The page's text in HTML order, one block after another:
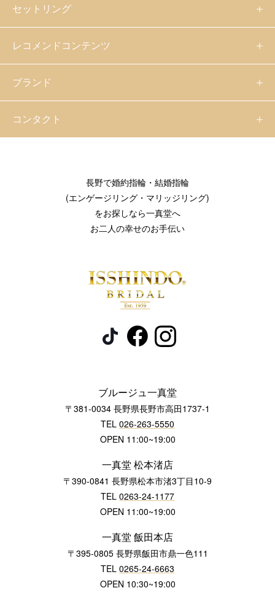
セットリング
レコメンドコンテンツ
ブランド
コンタクト
長野で婚約指輪・結婚指輪
(エンゲージリング・マリッジリング)
をお探しなら一真堂へ
お二人の幸せのお手伝い
ブルージュ一真堂
〒381-0034 長野県長野市高田1737-1
TEL 026-263-5550
OPEN 11:00~19:00
一真堂 松本渚店
〒390-0841 長野県松本市渚3丁目10-9
TEL 0263-24-1177
OPEN 11:00~19:00
一真堂 飯田本店
〒395-0805 長野県飯田市鼎一色111
TEL 0265-24-6663
OPEN 10:30~19:00